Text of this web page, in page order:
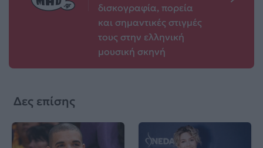
δισκογραφία, πορεία
και σημαντικές στιγμές
τους στην ελληνική
μουσική σκηνή
Δες επίσης